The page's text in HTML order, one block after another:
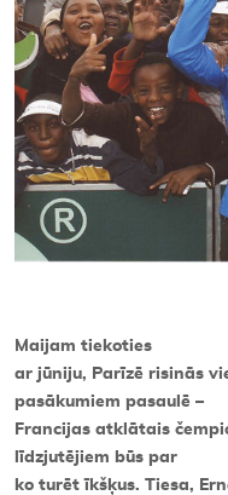
Maijam tiekoties
ar jūniju, Parīzē risinās
pasākumiem pasaulē –
Francijas atklātais
līdzjutējiem būs par
ko turēt īkšķus. Tiesa,